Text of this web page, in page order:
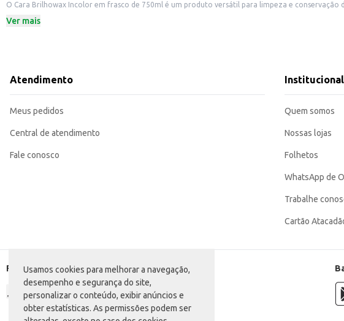
Usamos cookies para melhorar a navegação,
desempenho e segurança do site,
personalizar o conteúdo, exibir anúncios e
obter estatísticas. As permissões podem ser
O Cara Brilhowax Incolor em frasco de 750ml é um produto versátil para limpeza e conservação de diversos tipos de superfícies. Sua fórmula incolor permite o uso em
Dicas de Uso:
Marca: Brilhowax
Departamento: Limpeza
Conteúdo: 750ml
Ver mais
Atendimento
Meus pedidos
Central de atendimento
Fale conosco
Institucional
Quem somos
Nossas lojas
Folhetos
WhatsApp de
Trabalhe
Cartão
Formas de pagamento